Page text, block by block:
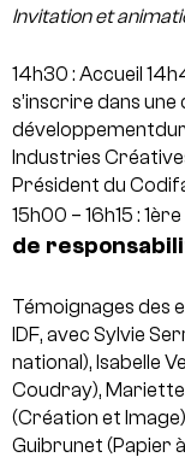
Invitation et
14h30 : Accueil
s’inscrire dans
Industries
Président du
15h00 – 16h15 :
de
Témoignages des
IDF, avec Sylvie
national), Isabelle
Coudray), Mariette
(Création et
Guibrunet (Papier